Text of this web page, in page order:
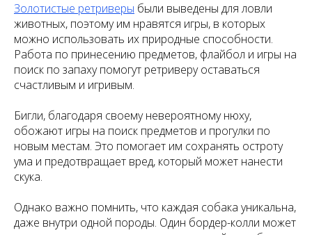
Золотистые ретриверы были выведены для ловли
животных, поэтому им нравятся игры, в которых
можно использовать их природные способности.
Работа по принесению предметов, флайбол и игры на
поиск по запаху помогут ретриверу оставаться
счастливым и игривым.
Бигли, благодаря своему невероятному нюху,
обожают игры на поиск предметов и прогулки по
новым местам. Это помогает им сохранять остроту
ума и предотвращает вред, который может нанести
скука.
Однако важно помнить, что каждая собака уникальна,
даже внутри одной породы. Один бордер-колли может